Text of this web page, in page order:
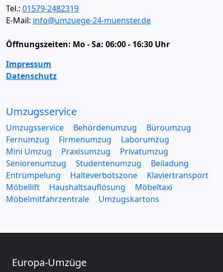
Tel.: 01579-2482319
E-Mail: info@umzuege-24-muenster.de
Öffnungszeiten: Mo - Sa: 06:00 - 16:30 Uhr
Impressum
Datenschutz
Umzugsservice
Umzugsservice Behördenumzug
Büroumzug
Fernumzug
Firmenumzug
Laborumzug
Mini Umzug
Praxisumzug
Privatumzug
Seniorenumzug
Studentenumzug
Beiladung
Entrümpelung
Halteverbotszone
Klaviertransport
Möbellift
Haushaltsauflösung
Möbeltaxi
Möbelmitfahrzentrale
Umzugskartons
Europa-Umzüge